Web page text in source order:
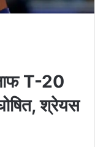
T-20
श्रेयस